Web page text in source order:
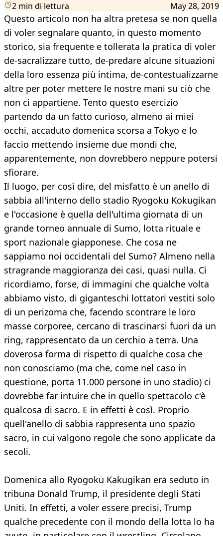
2 min di lettura May 28, 2019
Questo articolo non ha altra pretesa se non quella
di voler segnalare quanto, in questo momento
storico, sia frequente e tollerata la pratica di voler
de-sacralizzare tutto, de-predare alcune situazioni
della loro essenza più intima, de-contestualizzarne
altre per poter mettere le nostre mani su ciò che
non ci appartiene. Tento questo esercizio
partendo da un fatto curioso, almeno ai miei
occhi, accaduto domenica scorsa a Tokyo e lo
faccio mettendo insieme due mondi che,
apparentemente, non dovrebbero neppure potersi
sfiorare.
Il luogo, per così dire, del misfatto è un anello di
sabbia all'interno dello stadio Ryogoku Kokugikan
e l'occasione è quella dell'ultima giornata di un
grande torneo annuale di Sumo, lotta rituale e
sport nazionale giapponese. Che cosa ne
sappiamo noi occidentali del Sumo? Almeno nella
stragrande maggioranza dei casi, quasi nulla. Ci
ricordiamo, forse, di immagini che qualche volta
abbiamo visto, di giganteschi lottatori vestiti solo
di un perizoma che, facendo scontrare le loro
masse corporee, cercano di trascinarsi fuori da un
ring, rappresentato da un cerchio a terra. Una
doverosa forma di rispetto di qualche cosa che
non conosciamo (ma che, come nel caso in
questione, porta 11.000 persone in uno stadio) ci
dovrebbe far intuire che in quello spettacolo c'è
qualcosa di sacro. E in effetti è così. Proprio
quell'anello di sabbia rappresenta uno spazio
sacro, in cui valgono regole che sono applicate da
secoli.
Domenica allo Ryogoku Kakugikan era seduto in
tribuna Donald Trump, il presidente degli Stati
Uniti. In effetti, a voler essere precisi, Trump
qualche precedente con il mondo della lotta lo ha